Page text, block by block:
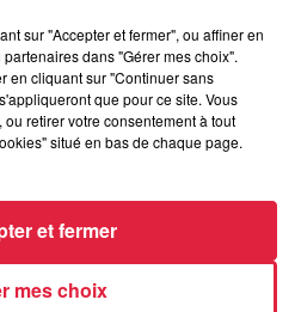
sur "Accepter et fermer", ou affiner en
dans "Gérer mes choix".
en cliquant sur "Continuer sans
que pour ce site. Vous
retirer votre consentement à tout
situé en bas de chaque page.
mes choix
et fermer